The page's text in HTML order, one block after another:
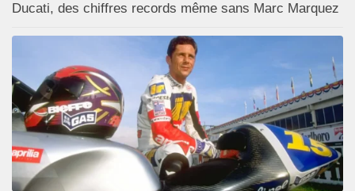
Ducati, des chiffres records même sans Marc Marquez